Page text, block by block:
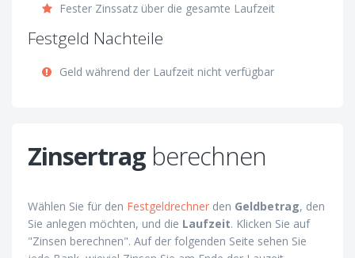
Fester Zinssatz über die gesamte Laufzeit
Festgeld Nachteile
Geld während der Laufzeit nicht verfügbar
Zinsertrag berechnen
Wählen Sie für den Festgeldrechner den Geldbetrag, den
Sie anlegen möchten, und die Laufzeit. Klicken Sie auf
"Zinsen berechnen". Auf der folgenden Seite sehen Sie